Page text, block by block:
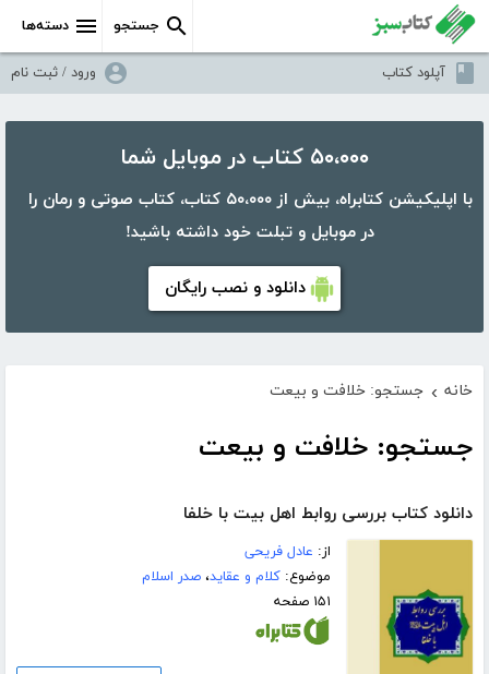
دسته‌ها جستجو
آپلود کتاب ورود / ثبت نام
۵۰،۰۰۰ کتاب در موبایل شما
با اپلیکیشن کتابراه، بیش از ۵۰،۰۰۰ کتاب، کتاب صوتی و رمان را
در موبایل و تبلت خود داشته باشید!
دانلود و نصب رایگان
خانه › جستجو: خلافت و بیعت
جستجو: خلافت و بیعت
دانلود کتاب بررسی روابط اهل بیت با خلفا
از: عادل فریحی
موضوع:کلام و عقاید،صدر اسلام
۱۵۱ صفحه